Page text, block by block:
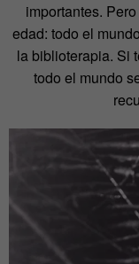
importantes.
edad: todo el
la biblioterapia. Si
todo el mundo